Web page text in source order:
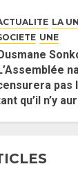
LA
UNE
pas
qu’il n’y
équipe de
2 JUIN 2026
contre